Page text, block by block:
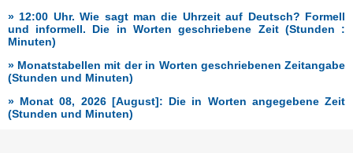
» 12:00 Uhr. Wie sagt man die Uhrzeit auf Deutsch? Formell
und informell. Die in Worten geschriebene Zeit (Stunden :
Minuten)
» Monatstabellen mit der in Worten geschriebenen Zeitangabe
(Stunden und Minuten)
» Monat 08, 2026 [August]: Die in Worten angegebene Zeit
(Stunden und Minuten)